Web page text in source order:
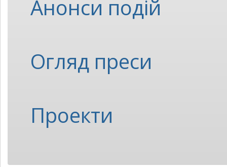
Анонси подій
Огляд преси
Проекти